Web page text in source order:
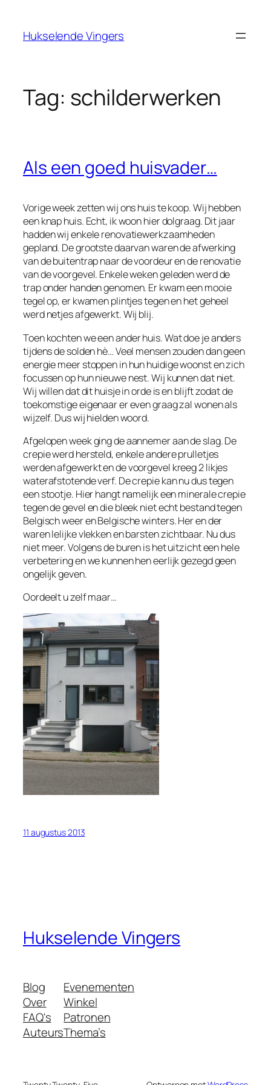
Hukselende Vingers
Tag: schilderwerken
Als een goed huisvader…
Vorige week zetten wij ons huis te koop. Wij hebben
een knap huis. Echt, ik woon hier dolgraag. Dit jaar
hadden wij enkele renovatiewerkzaamheden
gepland. De grootste daarvan waren de afwerking
van de buitentrap naar de voordeur en de renovatie
van de voorgevel. Enkele weken geleden werd de
trap onder handen genomen. Er kwam een mooie
tegel op, er kwamen plintjes tegen en het geheel
werd netjes afgewerkt. Wij blij.
Toen kochten we een ander huis. Wat doe je anders
tijdens de solden hè… Veel mensen zouden dan geen
energie meer stoppen in hun huidige woonst en zich
focussen op hun nieuwe nest. Wij kunnen dat niet.
Wij willen dat dit huisje in orde is en blijft zodat de
toekomstige eigenaar er even graag zal wonen als
wijzelf. Dus wij hielden woord.
Afgelopen week ging de aannemer aan de slag. De
crepie werd hersteld, enkele andere prulletjes
werden afgewerkt en de voorgevel kreeg 2 likjes
waterafstotende verf. De crepie kan nu dus tegen
een stootje. Hier hangt namelijk een minerale crepie
tegen de gevel en die bleek niet echt bestand tegen
Belgisch weer en Belgische winters. Her en der
waren lelijke vlekken en barsten zichtbaar. Nu dus
niet meer. Volgens de buren is het uitzicht een hele
verbetering en we kunnen hen eerlijk gezegd geen
ongelijk geven.
Oordeelt u zelf maar…
11 augustus 2013
Hukselende Vingers
Blog
Over
FAQ's
Auteurs
Evenementen
Winkel
Patronen
Thema’s